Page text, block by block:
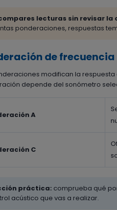
lecturas sin revisar la
ponderaciones, respuestas
de frecuencia
modifican la
depende del sonómetro
A
C
práctica: comprueba qué
acústico que vas a realizar.